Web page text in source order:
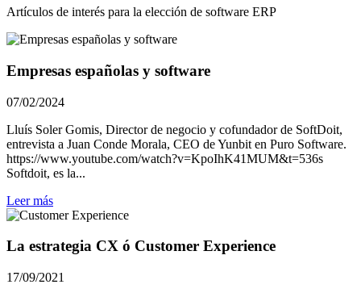
Artículos de interés para la elección de software ERP
Empresas españolas y software
07/02/2024
Lluís Soler Gomis, Director de negocio y cofundador de SoftDoit,
entrevista a Juan Conde Morala, CEO de Yunbit en Puro Software.
https://www.youtube.com/watch?v=KpoIhK41MUM&t=536s
Softdoit, es la...
Leer más
La estrategia CX ó Customer Experience
17/09/2021